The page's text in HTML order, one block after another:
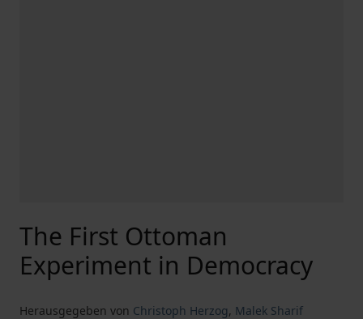
The First Ottoman
Experiment in Democracy
Herausgegeben von Christoph Herzog, Malek Sharif